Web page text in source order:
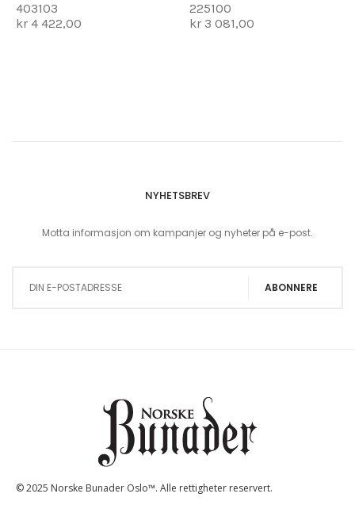
403103
kr 4 422,00
225100
kr 3 081,00
NYHETSBREV
Motta informasjon om kampanjer og nyheter på e-post.
ABONNERE
© 2025 Norske Bunader Oslo™. Alle rettigheter reservert.